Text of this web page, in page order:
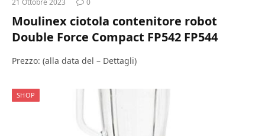
21 Ottobre 2023 0
Moulinex ciotola contenitore robot
Double Force Compact FP542 FP544
Prezzo: (alla data del – Dettagli)
SHOP